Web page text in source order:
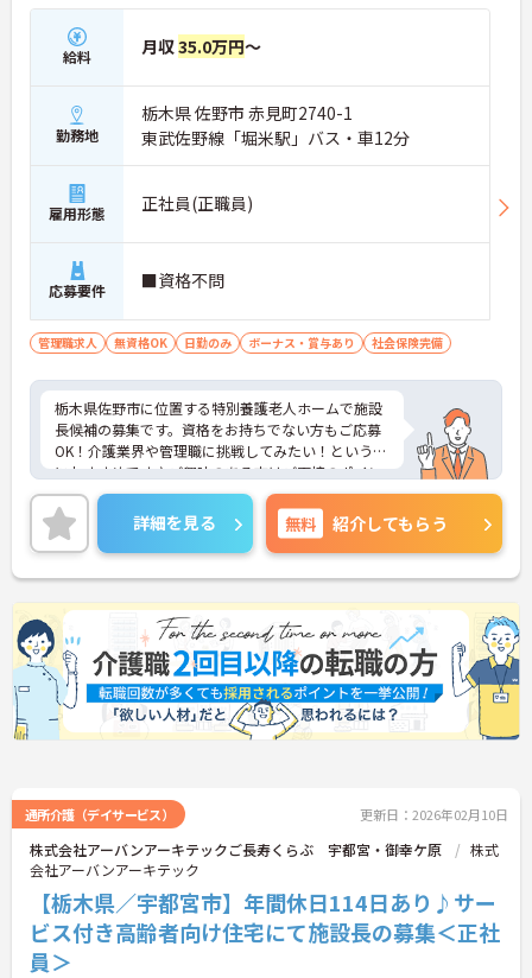
給料 月収35.0万円～
勤務地
栃木県 佐野市 赤見町2740-1
東武佐野線「堀米駅」バス・車12分
雇用形態 正社員(正職員)
応募要件 ■資格不問
管理職求人 無資格OK 日勤のみ ボーナス・賞与あり 社会保険完備
栃木県佐野市に位置する特別養護老人ホームで施設
長候補の募集です。資格をお持ちでない方もご応募
OK！介護業界や管理職に挑戦してみたい！という方
におすすめです♪ご興味のある方はご面接のポイン
トお伝えしますのでご気軽にお問い合わせくださ
い。
詳細を見る 無料 紹介してもらう
通所介護（デイサービス） 更新日：2026年02月10日
株式会社アーバンアーキテックご長寿くらぶ 宇都宮・御幸ケ原
株式
会社アーバンアーキテック
【栃木県／宇都宮市】年間休日114日あり♪サー
ビス付き高齢者向け住宅にて施設長の募集＜正社
員＞